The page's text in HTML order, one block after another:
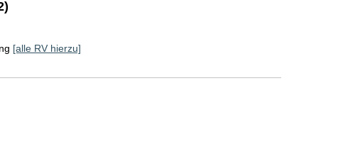
[alle RV hierzu]